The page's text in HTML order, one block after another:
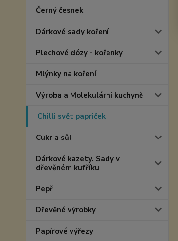
Černý česnek
Dárkové sady koření
Plechové dózy - kořenky
Mlýnky na koření
Výroba a Molekulární kuchyně
Chilli svět papriček
Cukr a sůl
Dárkové kazety. Sady v
dřevěném kufříku
Pepř
Dřevěné výrobky
Papírové výřezy